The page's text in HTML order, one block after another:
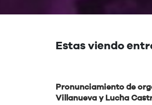
Estas viendo
Pronunciamiento de
Villanueva y Lucha